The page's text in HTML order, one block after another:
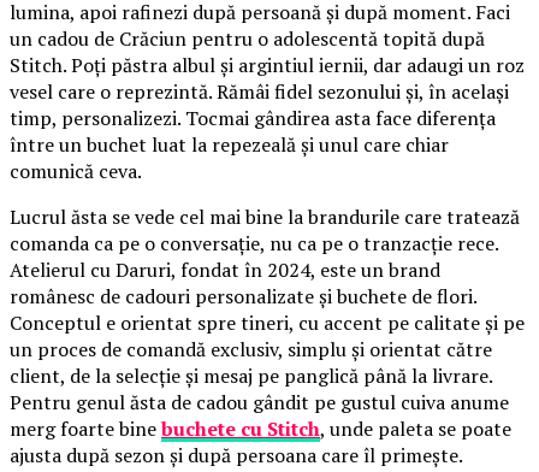
lumina, apoi rafinezi după persoană și după moment. Faci
un cadou de Crăciun pentru o adolescentă topită după
Stitch. Poți păstra albul și argintiul iernii, dar adaugi un roz
vesel care o reprezintă. Rămâi fidel sezonului și, în același
timp, personalizezi. Tocmai gândirea asta face diferența
între un buchet luat la repezeală și unul care chiar
comunică ceva.
Lucrul ăsta se vede cel mai bine la brandurile care tratează
comanda ca pe o conversație, nu ca pe o tranzacție rece.
Atelierul cu Daruri, fondat în 2024, este un brand
românesc de cadouri personalizate și buchete de flori.
Conceptul e orientat spre tineri, cu accent pe calitate și pe
un proces de comandă exclusiv, simplu și orientat către
client, de la selecție și mesaj pe panglică până la livrare.
Pentru genul ăsta de cadou gândit pe gustul cuiva anume
merg foarte binebuchete cu Stitch, unde paleta se poate
ajusta după sezon și după persoana care îl primește.